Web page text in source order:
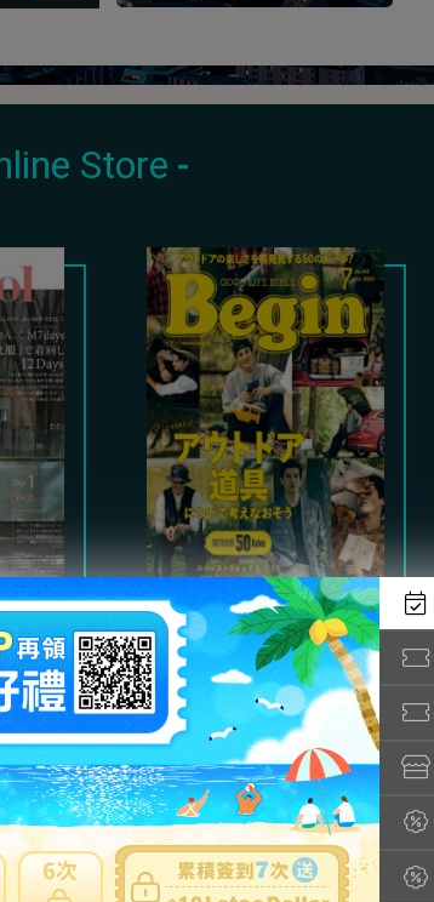
Store
，及職
穿搭。
Begin
以經典時尚和日常休閒為
主，提供豐富穿搭參考。
品